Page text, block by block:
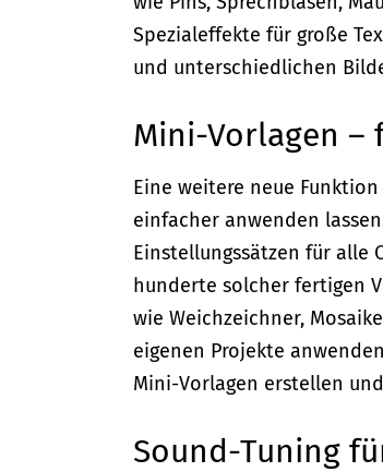
Spezialeffekte für große
und unterschiedlichen
Mini-Vorlagen –
Eine weitere neue
einfacher anwenden
Einstellungssätzen für alle
hunderte solcher fertigen
wie Weichzeichner,
eigenen Projekte
Mini-Vorlagen erstellen
Sound-Tuning